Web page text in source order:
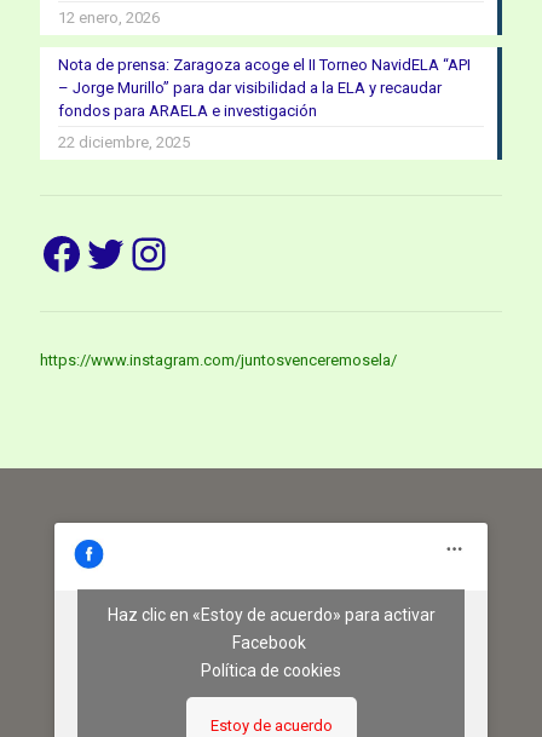
12 enero, 2026
Nota de prensa: Zaragoza acoge el II Torneo NavidELA “API
– Jorge Murillo” para dar visibilidad a la ELA y recaudar
fondos para ARAELA e investigación
22 diciembre, 2025
Facebook
Twitter
Instagram
https://www.instagram.com/juntosvenceremosela/
Haz clic en «Estoy de acuerdo» para activar
Facebook
Política de cookies
Estoy de acuerdo